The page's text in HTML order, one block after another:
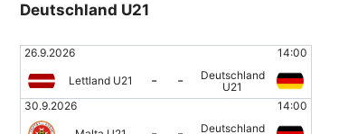
Deutschland U21
26.9.2026 14:00
Lettland U21 - -
Deutschland
U21
30.9.2026
14:00
Deutschland